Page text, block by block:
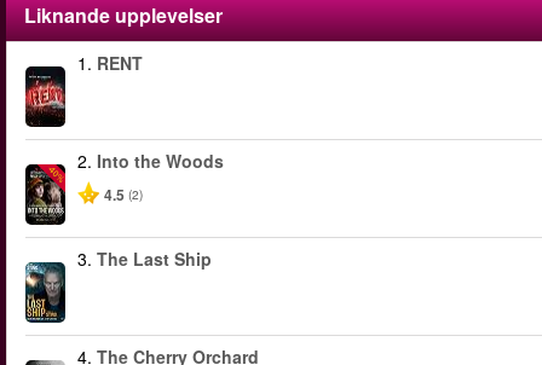
Liknande upplevelser
1. RENT
-40%
2. Into the Woods
4.5 (2)
3. The Last Ship
4. The Cherry Orchard